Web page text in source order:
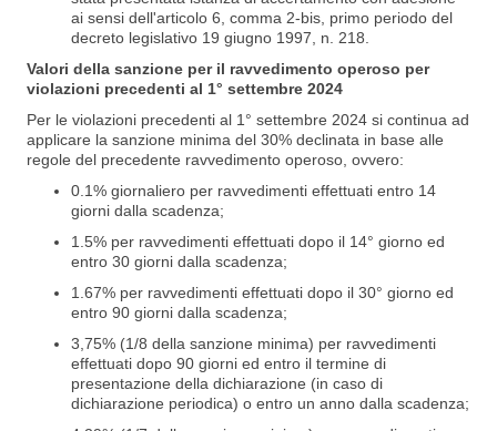
ai sensi dell'articolo 6, comma 2-bis, primo periodo del
decreto legislativo 19 giugno 1997, n. 218.
Valori della sanzione per il ravvedimento operoso per
violazioni precedenti al 1° settembre 2024
Per le violazioni precedenti al 1° settembre 2024 si continua ad
applicare la sanzione minima del 30% declinata in base alle
regole del precedente ravvedimento operoso, ovvero:
0.1% giornaliero per ravvedimenti effettuati entro 14
giorni dalla scadenza;
1.5% per ravvedimenti effettuati dopo il 14° giorno ed
entro 30 giorni dalla scadenza;
1.67% per ravvedimenti effettuati dopo il 30° giorno ed
entro 90 giorni dalla scadenza;
3,75% (1/8 della sanzione minima) per ravvedimenti
effettuati dopo 90 giorni ed entro il termine di
presentazione della dichiarazione (in caso di
dichiarazione periodica) o entro un anno dalla scadenza;